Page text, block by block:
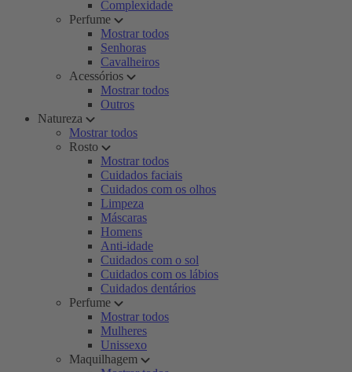
Complexidade
Perfume
Mostrar todos
Senhoras
Cavalheiros
Acessórios
Mostrar todos
Outros
Natureza
Mostrar todos
Rosto
Mostrar todos
Cuidados faciais
Cuidados com os olhos
Limpeza
Máscaras
Homens
Anti-idade
Cuidados com o sol
Cuidados com os lábios
Cuidados dentários
Perfume
Mostrar todos
Mulheres
Unissexo
Maquilhagem